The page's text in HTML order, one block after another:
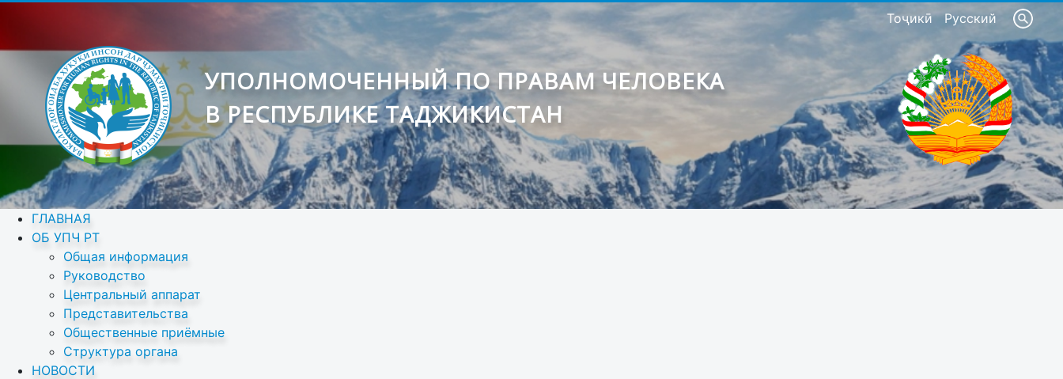
Тоҷикӣ Русский
УПОЛНОМОЧЕННЫЙ ПО ПРАВАМ ЧЕЛОВЕКА
В РЕСПУБЛИКЕ ТАДЖИКИСТАН
ГЛАВНАЯ
ОБ УПЧ РТ
Общая информация
Руководство
Центральный аппарат
Представительства
Общественные приёмные
Структура органа
НОВОСТИ